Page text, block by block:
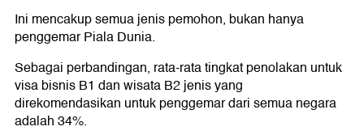
Ini mencakup semua jenis pemohon, bukan hanya
penggemar Piala Dunia.
Sebagai perbandingan, rata-rata tingkat penolakan untuk
visa bisnis B1 dan wisata B2 jenis yang
direkomendasikan untuk penggemar dari semua negara
adalah 34%.